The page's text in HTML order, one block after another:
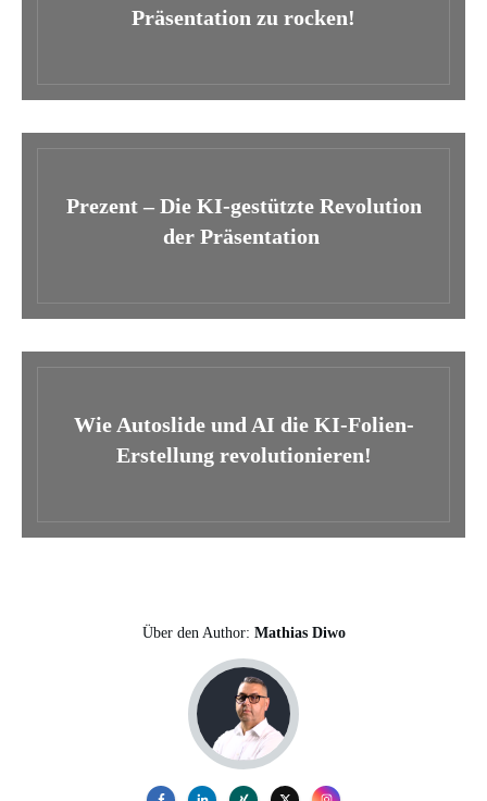
Präsentation zu rocken!
Prezent – Die KI-gestützte Revolution
der Präsentation
Wie Autoslide und AI die KI-Folien-
Erstellung revolutionieren!
Über den Author: Mathias Diwo